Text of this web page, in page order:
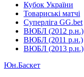
Кубок України
Товариські матчі
Суперліга GG.bet
ВЮБЛ (2012 р.н.)
ВЮБЛ (2011 р.н.)
ВЮБЛ (2013 р.н.)
Юн.Баскет